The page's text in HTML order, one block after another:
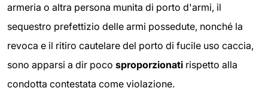
armeria o altra persona munita di porto d'armi, il
sequestro prefettizio delle armi possedute, nonché la
revoca e il ritiro cautelare del porto di fucile uso caccia,
sono apparsi a dir poco sproporzionati rispetto alla
condotta contestata come violazione.